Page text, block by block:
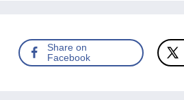
Share on
Facebook